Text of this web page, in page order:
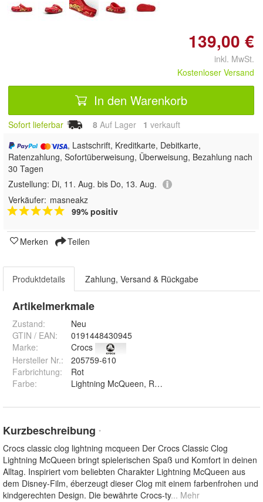
139,00 €
inkl. MwSt.
Kostenloser Versand
In den Warenkorb
Sofort lieferbar 8 Auf Lager 1 verkauft
, Lastschrift, Kreditkarte, Debitkarte,
Ratenzahlung, Sofortüberweisung, Überweisung, Bezahlung nach
30 Tagen
Zustellung: Di, 11. Aug. bis Do, 13. Aug.
Verkäufer: masneakz
99% positiv
Merken Teilen
Produktdetails Zahlung, Versand & Rückgabe
Artikelmerkmale
Zustand:
Neu
GTIN / EAN:
0191448430945
Marke:
Crocs
Hersteller Nr.:
205759-610
Farbrichtung:
Rot
Farbe: Lightning McQueen, Red, Rot
Kurzbeschreibung *
Crocs classic clog lightning mcqueen Der Crocs Classic Clog
Lightning McQueen bringt spielerischen Spaß und Komfort in deinen
Alltag. Inspiriert vom beliebten Charakter Lightning McQueen aus
dem Disney-Film, éberzeugt dieser Clog mit einem farbenfrohen und
kindgerechten Design. Die bewährte Crocs-ty... Mehr